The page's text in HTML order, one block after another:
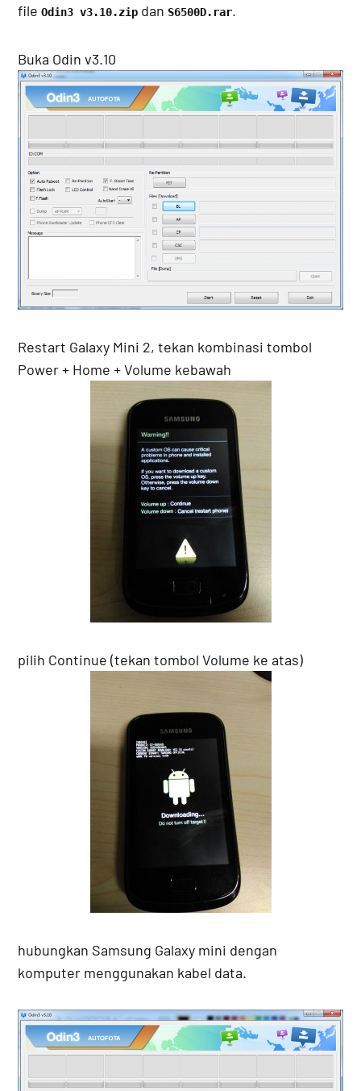
fileOdin3 v3.10.zip dan S6500D.rar.
Buka Odin v3.10
Restart Galaxy Mini 2, tekan kombinasi tombol
Power + Home + Volume kebawah
pilih Continue (tekan tombol Volume ke atas)
hubungkan Samsung Galaxy mini dengan
komputer menggunakan kabel data.